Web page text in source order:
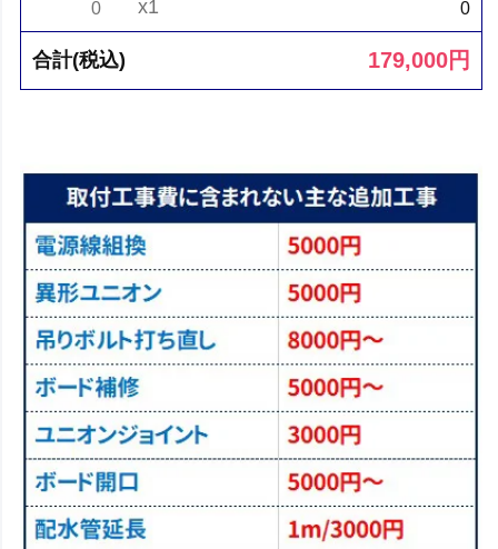
0 x1 0
合計(税込) 179,000円